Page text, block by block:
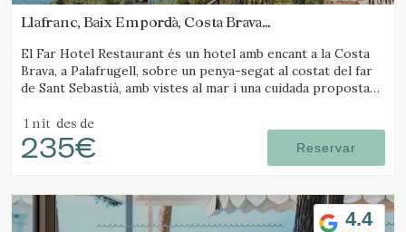
Llafranc, Baix Empordà, Costa Brava
El Far Hotel Restaurant és un hotel amb encant a la Costa
Brava, a Palafrugell, sobre un penya-segat al costat del far
de Sant Sebastià, amb vistes al mar i una cuidada proposta
1 nit des de
235€ Reservar
4.4